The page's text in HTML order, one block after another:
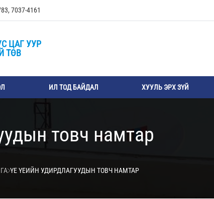
7037-4161
ЦАГ УУР
ТӨВ
ИЛ ТОД БАЙДАЛ ХУУЛЬ ЭРХ ЗҮЙ
товч намтар
ҮЕ ҮЕИЙН УДИРДЛАГУУДЫН ТОВЧ НАМТАР